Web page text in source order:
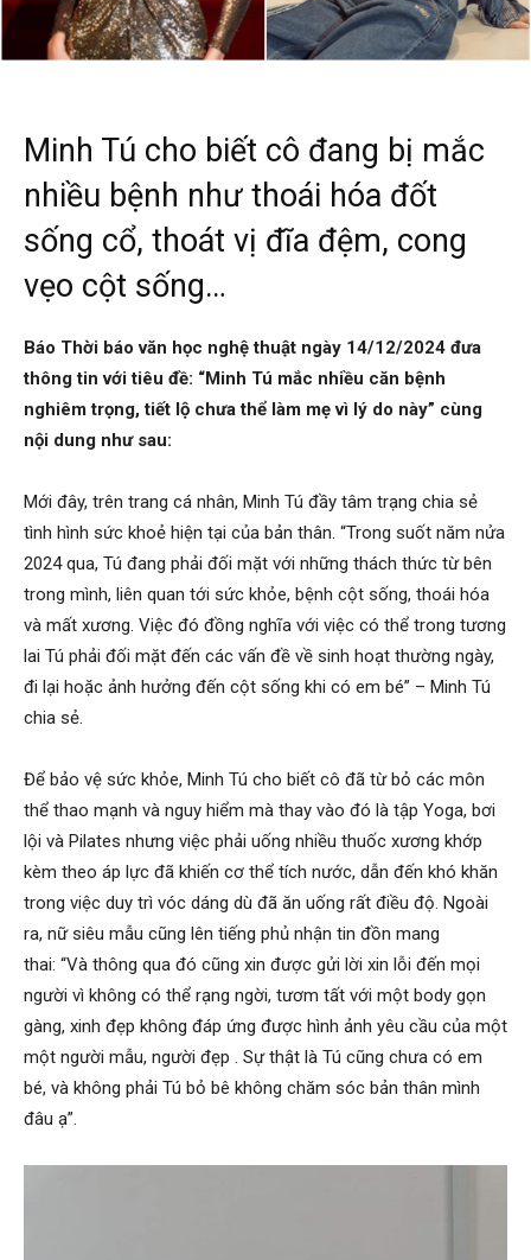
Minh Tú cho biết cô đang bị mắc
nhiều bệnh như thoái hóa đốt
sống cổ, thoát vị đĩa đệm, cong
vẹo cột sống…
Báo Thời báo văn học nghệ thuật ngày 14/12/2024 đưa
thông tin với tiêu đề: “Minh Tú mắc nhiều căn bệnh
nghiêm trọng, tiết lộ chưa thể làm mẹ vì lý do này” cùng
nội dung như sau:
Mới đây, trên trang cá nhân, Minh Tú đầy tâm trạng chia sẻ
tình hình sức khoẻ hiện tại của bản thân. “Trong suốt năm nửa
2024 qua, Tú đang phải đối mặt với những thách thức từ bên
trong mình, liên quan tới sức khỏe, bệnh cột sống, thoái hóa
và mất xương. Việc đó đồng nghĩa với việc có thể trong tương
lai Tú phải đối mặt đến các vấn đề về sinh hoạt thường ngày,
đi lại hoặc ảnh hưởng đến cột sống khi có em bé” – Minh Tú
chia sẻ.
Để bảo vệ sức khỏe, Minh Tú cho biết cô đã từ bỏ các môn
thể thao mạnh và nguy hiểm mà thay vào đó là tập Yoga, bơi
lội và Pilates nhưng việc phải uống nhiều thuốc xương khớp
kèm theo áp lực đã khiến cơ thể tích nước, dẫn đến khó khăn
trong việc duy trì vóc dáng dù đã ăn uống rất điều độ. Ngoài
ra, nữ siêu mẫu cũng lên tiếng phủ nhận tin đồn mang
thai: “Và thông qua đó cũng xin được gửi lời xin lỗi đến mọi
người vì không có thể rạng ngời, tươm tất với một body gọn
gàng, xinh đẹp không đáp ứng được hình ảnh yêu cầu của một
một người mẫu, người đẹp . Sự thật là Tú cũng chưa có em
bé, và không phải Tú bỏ bê không chăm sóc bản thân mình
đâu ạ”.